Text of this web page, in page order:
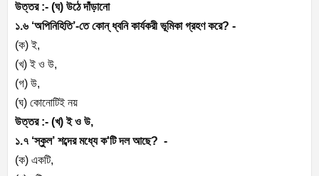
উত্তর :- (ঘ) উঠে দাঁড়ানো
১.৬ ‘অপিনিহিতি’-তে কোন্ ধ্বনি কার্যকরী ভূমিকা গ্রহণ করে? -
(ক) ই,
(খ) ই ও উ,
(গ) উ,
(ঘ) কোনোটিই নয়
উত্তর :- (খ) ই ও উ,
১.৭ ‘স্কুল’ শব্দের মধ্যে ক'টি দল আছে? -
(ক) একটি,